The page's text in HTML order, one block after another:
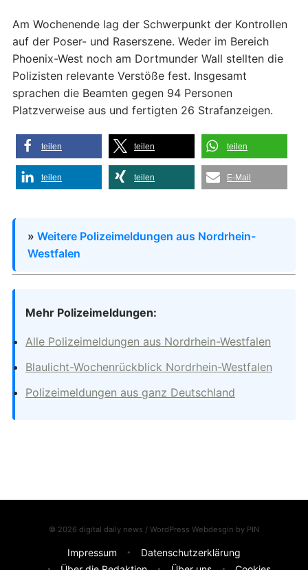
Am Wochenende lag der Schwerpunkt der Kontrollen
auf der Poser- und Raserszene. Weder im Bereich
Phoenix-West noch am Dortmunder Wall stellten die
Polizisten relevante Verstöße fest. Insgesamt
sprachen die Beamten gegen 94 Personen
Platzverweise aus und fertigten 26 Strafanzeigen.
teilen teilen teilen
teilen teilen E-Mail
» Weitere Polizeimeldungen aus Nordrhein-
Westfalen
Mehr Polizeimeldungen:
Alle Polizeimeldungen aus Nordrhein-Westfalen
Blaulicht-Wochenrückblick Nordrhein-Westfalen
Polizeimeldungen aus ganz Deutschland
© 2026 digital daily news / WordPress Webdesgin by PIN
Impressum
Datenschutzerklärung